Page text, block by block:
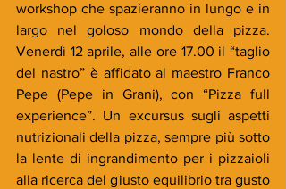
workshop che spazieranno in lungo e in
largo nel goloso mondo della pizza.
Venerdì 12 aprile, alle ore 17.00 il “taglio
del nastro” è affidato al maestro Franco
Pepe (Pepe in Grani), con “Pizza full
experience”. Un excursus sugli aspetti
nutrizionali della pizza, sempre più sotto
la lente di ingrandimento per i pizzaioli
alla ricerca del giusto equilibrio tra gusto